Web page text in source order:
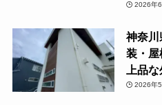
2026年
神奈川
装・屋
上品
2026年